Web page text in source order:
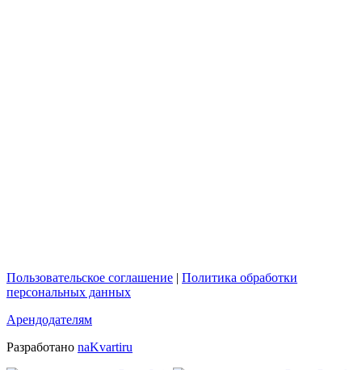
Пользовательское соглашение | Политика обработки
персональных данных
Арендодателям
Разработано naKvartiru